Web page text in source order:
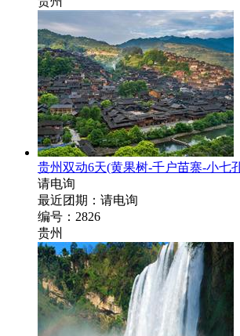
贵州双动6天(黄果树-千户苗寨-小七
请电询
最近团期：请电询
编号：2826
贵州